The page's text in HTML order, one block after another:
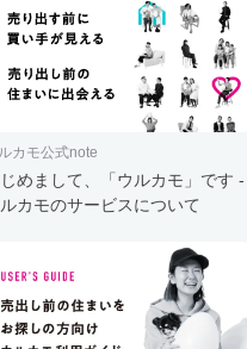
カモ公式note
めまして、「ウルカモ」です -
カモのサービスについて